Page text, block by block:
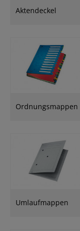
Aktendeckel
Ordnungsmappen
Umlaufmappen